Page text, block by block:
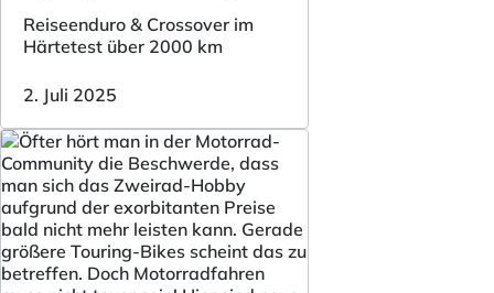
Reiseenduro & Crossover im
Härtetest über 2000 km
2. Juli 2025